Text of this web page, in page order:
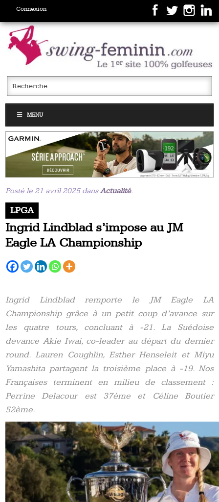
Connexion
MENU
Posté le 21 avril 2025 dansActualité.
LPGA
Ingrid Lindblad s’impose au JM
Eagle LA Championship
Ingrid Lindblad remporte le JM Eagle LA
Championship grâce à un petit coup d’avance sur
les quatre tours, concluant à -21. La Suédoise
devance Akie Iwai, co-leader au départ du dernier
round. Lauren Coughlin, Esther Henseleit et Miyu
Yamashita partagent la troisième place à -19. Nos
Françaises terminent en milieu de classement :
Perrine Delacour est 37ème et Céline Boutier
52ème.